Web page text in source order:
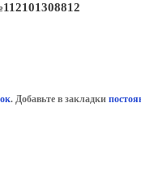
. Добавьте в закладки